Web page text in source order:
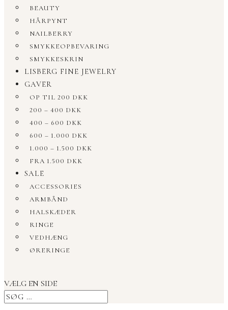
BEAUTY
HÅRPYNT
NAILBERRY
SMYKKEOPBEVARING
SMYKKESKRIN
LISBERG FINE JEWELRY
GAVER
OP TIL 200 DKK
200 – 400 DKK
400 – 600 DKK
600 – 1.000 DKK
1.000 – 1.500 DKK
FRA 1.500 DKK
SALE
ACCESSORIES
ARMBÅND
HALSKÆDER
RINGE
VEDHÆNG
ØRERINGE
VÆLG EN SIDE